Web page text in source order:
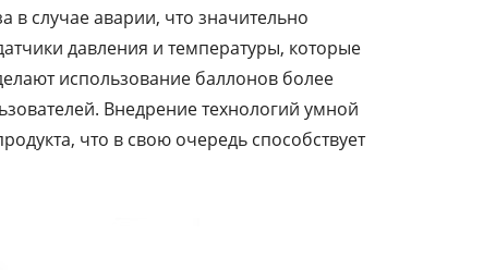
в случае аварии, что значительно
давления и температуры, которые
использование баллонов более
Внедрение технологий умной
что в свою очередь способствует